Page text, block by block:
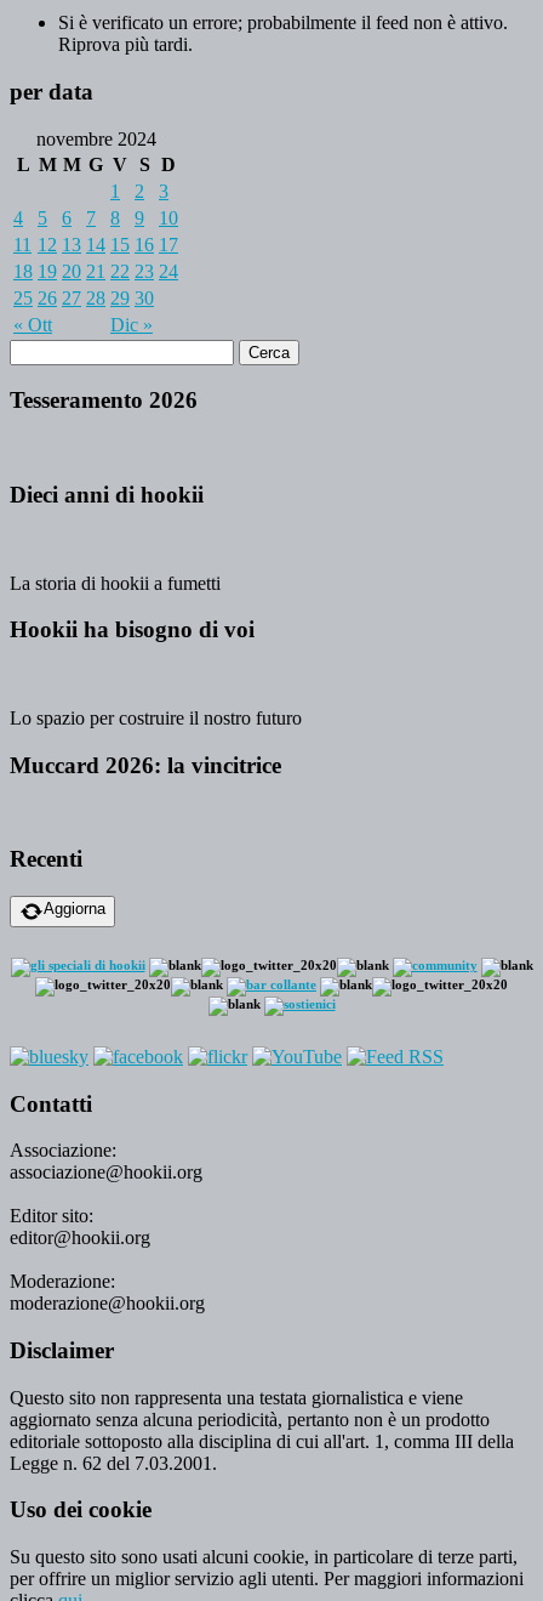
Si è verificato un errore; probabilmente il feed non è attivo.
Riprova più tardi.
per data
novembre 2024
L M M G V S D
« Ott Dic »
1 2
3
4
5 6 7 8 9
10
11 12 13 14 15 16 17
18 19 20 21 22 23 24
25 26 27 28 29 30
Tesseramento 2026
Dieci anni di hookii
La storia di hookii a fumetti
Hookii ha bisogno di voi
Lo spazio per costruire il nostro futuro
Muccard 2026: la vincitrice
Recenti
Aggiorna
Contatti
Associazione:
associazione@hookii.org
Editor sito:
editor@hookii.org
Moderazione:
moderazione@hookii.org
Disclaimer
Questo sito non rappresenta una testata giornalistica e viene
aggiornato senza alcuna periodicità, pertanto non è un prodotto
editoriale sottoposto alla disciplina di cui all'art. 1, comma III della
Legge n. 62 del 7.03.2001.
Uso dei cookie
Su questo sito sono usati alcuni cookie, in particolare di terze parti,
per offrire un miglior servizio agli utenti. Per maggiori informazioni